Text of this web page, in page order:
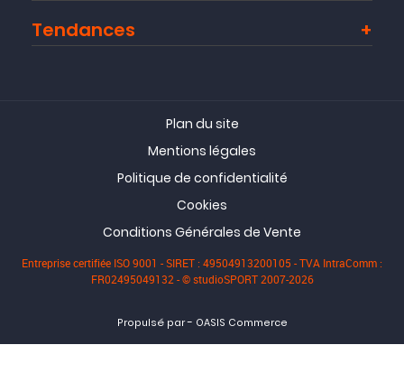
Tendances
Plan du site
Mentions légales
Politique de confidentialité
Cookies
Conditions Générales de Vente
Entreprise certifiée ISO 9001 - SIRET : 49504913200105 - TVA IntraComm :
FR02495049132 - © studioSPORT 2007-2026
Propulsé par- OASIS Commerce